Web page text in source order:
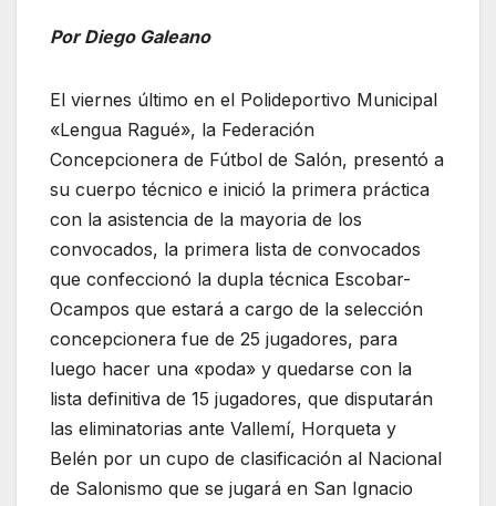
Por Diego Galeano
El viernes último en el Polideportivo Municipal
«Lengua Ragué», la Federación
Concepcionera de Fútbol de Salón, presentó a
su cuerpo técnico e inició la primera práctica
con la asistencia de la mayoria de los
convocados, la primera lista de convocados
que confeccionó la dupla técnica Escobar-
Ocampos que estará a cargo de la selección
concepcionera fue de 25 jugadores, para
luego hacer una «poda» y quedarse con la
lista definitiva de 15 jugadores, que disputarán
las eliminatorias ante Vallemí, Horqueta y
Belén por un cupo de clasificación al Nacional
de Salonismo que se jugará en San Ignacio